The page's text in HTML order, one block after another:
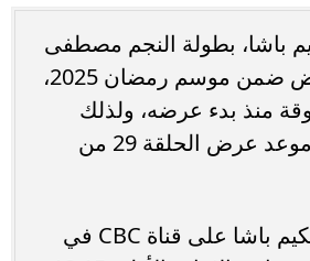
بطولة النجم مصطفى
شعبان، الذي يعرض ضمن موسم رمضان 2025،
منذ بدء عرضه، ولذلك
يترقب المتابعون موعد عرض الحلقة 29 من
يعرض مسلسل حكيم باشا على قناة CBC في